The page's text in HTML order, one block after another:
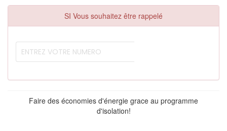
SI Vous souhaitez être rappelé
Faire des économies d'énergie grace au programme
d'isolation!